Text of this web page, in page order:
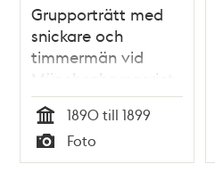
Grupporträtt med
snickare och
timmermän vid
Münchenbryggeriet.
Tid
1890 till 1899
Typ
Foto